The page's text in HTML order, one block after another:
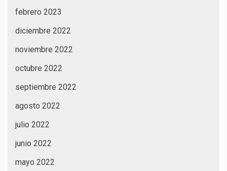
febrero 2023
diciembre 2022
noviembre 2022
octubre 2022
septiembre 2022
agosto 2022
julio 2022
junio 2022
mayo 2022